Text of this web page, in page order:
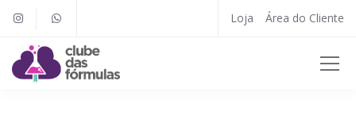
Loja Área do Cliente